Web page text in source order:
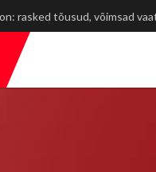
WRC Delfi Rally Estonia